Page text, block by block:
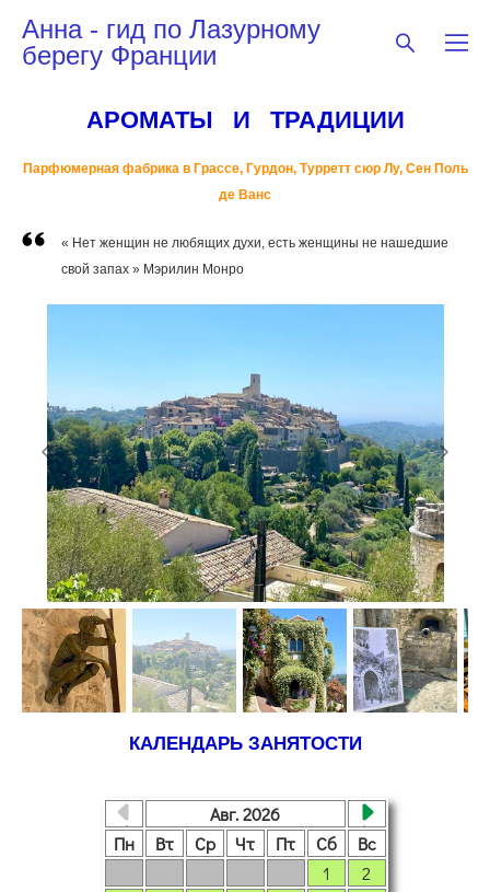
Анна - гид по Лазурному
берегу Франции
АРОМАТЫ И ТРАДИЦИИ
Парфюмерная фабрика в Грассе, Гурдон, Турретт сюр Лу, Сен Поль
де Ванс
« Нет женщин не любящих духи, есть женщины не нашедшие
свой запах » Мэрилин Монро
КАЛЕНДАРЬ ЗАНЯТОСТИ
Авг. 2026
Пн
Вт Ср Чт Пт Сб
Вс
1
2